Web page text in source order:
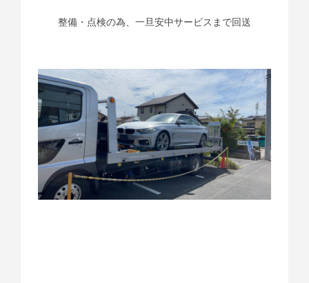
整備・点検の為、一旦安中サービスまで回送